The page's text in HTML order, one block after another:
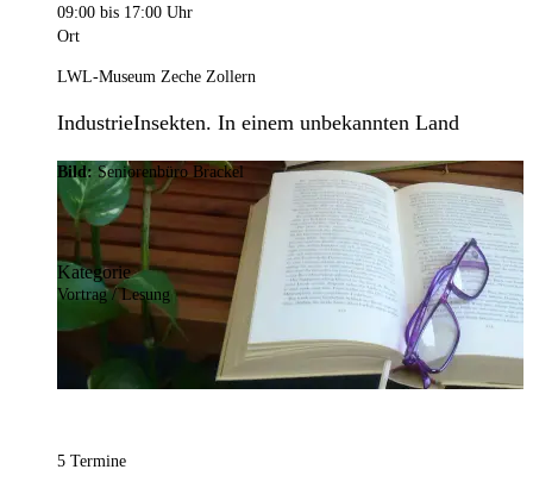
09:00 bis 17:00 Uhr
Ort
LWL-Museum Zeche Zollern
IndustrieInsekten. In einem unbekannten Land
Bild: Seniorenbüro Brackel
Kategorie
Vortrag / Lesung
5 Termine